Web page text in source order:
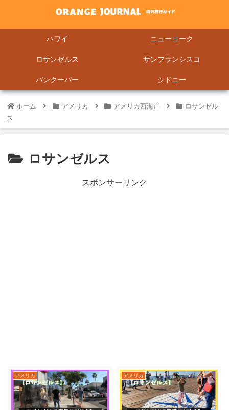
ハワイ ニューヨーク
ロサンゼルス サンフランシスコ
バンクーバー シドニー
ホーム アメリカ アメリカ西海岸
ロサンゼル
ス
ロサンゼルス
スポンサーリンク
アメリカ アメリカ